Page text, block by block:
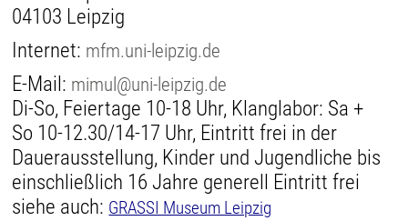
04103 Leipzig
Internet: mfm.uni-leipzig.de
E-Mail: mimul@uni-leipzig.de
Di-So, Feiertage 10-18 Uhr, Klanglabor: Sa +
So 10-12.30/14-17 Uhr, Eintritt frei in der
Dauerausstellung, Kinder und Jugendliche bis
einschließlich 16 Jahre generell Eintritt frei
siehe auch: GRASSI Museum Leipzig